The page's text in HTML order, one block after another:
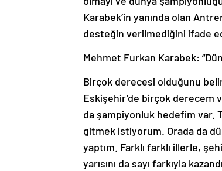
Karabek’in yanında olan
desteğin verilmediğini ifade
Mehmet Furkan Karabek:
Birçok derecesi olduğunu
Eskişehir’de birçok derecem
da şampiyonluk hedefim var.
gitmek istiyorum. Orada da
yaptım. Farklı farklı illerle,
yarısını da sayı farkıyla